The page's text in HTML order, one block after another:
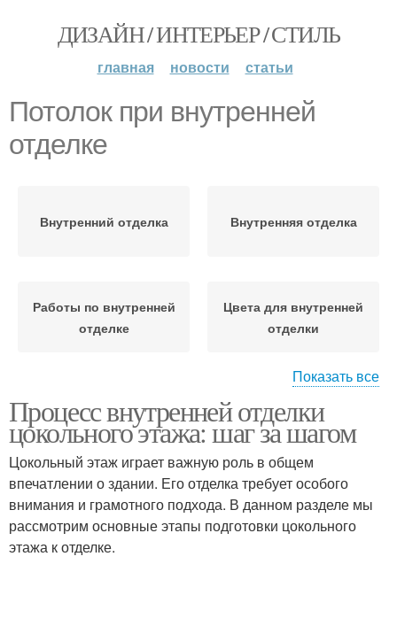
ДИЗАЙН / ИНТЕРЬЕР / СТИЛЬ
главная новости статьи
Потолок при внутренней
отделке
Внутренний отделка Внутренняя отделка
Работы по внутренней
отделке
Цвета для внутренней
отделки
отделке
Окна при внутренней
отделке
Дизайн для внутренней
отделки
Материалы для
внутренней отделки
Показать все
Процесс внутренней отделки
цокольного этажа: шаг за шагом
Цокольный этаж играет важную роль в общем
впечатлении о здании. Его отделка требует особого
внимания и грамотного подхода. В данном разделе мы
рассмотрим основные этапы подготовки цокольного
этажа к отделке.